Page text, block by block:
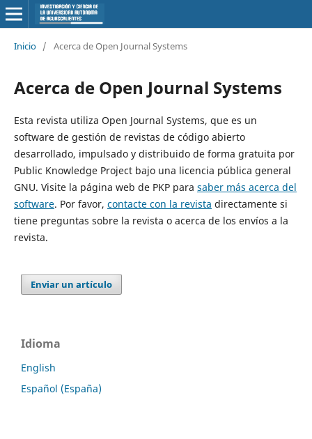
Inicio / Acerca de Open Journal Systems
Acerca de Open Journal Systems
Esta revista utiliza Open Journal Systems, que es un
software de gestión de revistas de código abierto
desarrollado, impulsado y distribuido de forma gratuita por
Public Knowledge Project bajo una licencia pública general
GNU. Visite la página web de PKP para saber más acerca del
software. Por favor, contacte con la revista directamente si
tiene preguntas sobre la revista o acerca de los envíos a la
revista.
Enviar un artículo
Idioma
English
Español (España)